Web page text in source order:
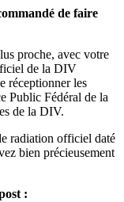
de faire
proche, avec votre
de la DIV
réceptionner les
Public Fédéral de la
de la DIV.
radiation officiel daté
bien précieusement
: